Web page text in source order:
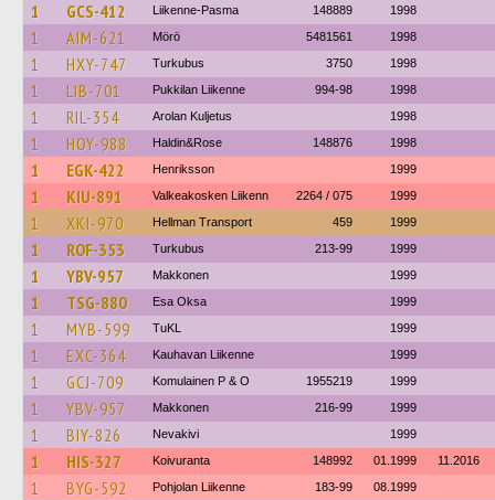
1 GCS-412 Liikenne-Pasma 148889 1998
1 AIM-621 Mörö 5481561 1998
1 HXY-747 Turkubus 3750 1998
1 LIB-701 Pukkilan Liikenne 994-98 1998
1 RIL-354 Arolan Kuljetus 1998
1 HOY-988 Haldin&Rose 148876 1998
1 EGK-422 Henriksson 1999
1 KIU-891 Valkeakosken Liikenn 2264 / 075 1999
1 XKI-970 Hellman Transport 459 1999
1 ROF-353 Turkubus 213-99 1999
1 YBV-957 Makkonen 1999
1 TSG-880 Esa Oksa 1999
1 MYB-599 TuKL 1999
1 EXC-364 Kauhavan Liikenne 1999
1 GCJ-709 Komulainen P & O 1955219 1999
1 YBV-957 Makkonen 216-99 1999
1 BIY-826 Nevakivi 1999
1 HIS-327 Koivuranta 148992 01.1999 11.2016
1 BYG-592 Pohjolan Liikenne 183-99 08.1999